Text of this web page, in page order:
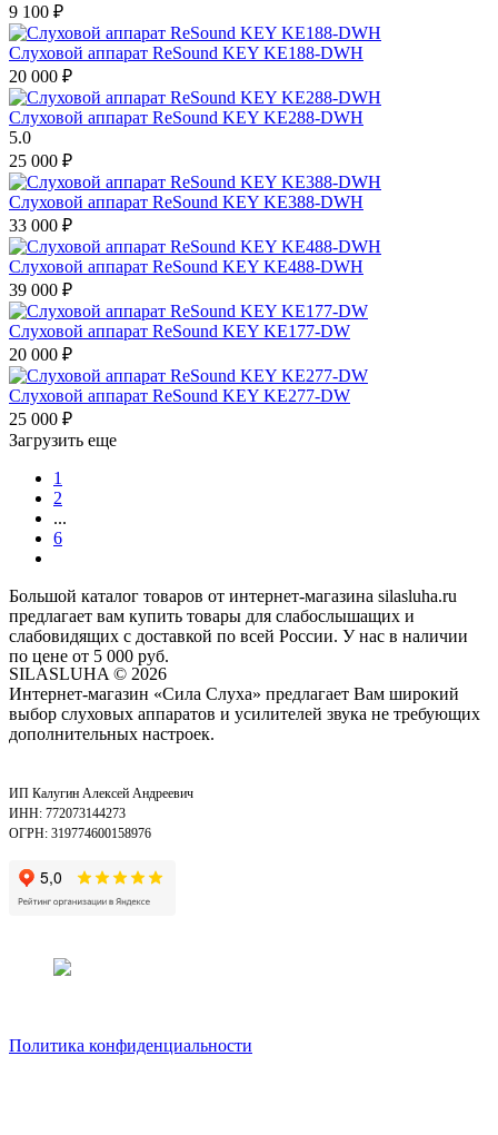
9 100 ₽
Слуховой аппарат ReSound KEY KE188-DWH
20 000 ₽
Слуховой аппарат ReSound KEY KE288-DWH
5.0
25 000 ₽
Слуховой аппарат ReSound KEY KE388-DWH
33 000 ₽
Слуховой аппарат ReSound KEY KE488-DWH
39 000 ₽
Слуховой аппарат ReSound KEY KE177-DW
20 000 ₽
Слуховой аппарат ReSound KEY KE277-DW
25 000 ₽
Загрузить еще
1
2
...
6
Большой каталог товаров от интернет-магазина silasluha.ru
предлагает вам купить товары для слабослышащих и
слабовидящих с доставкой по всей России. У нас в наличии
по цене от 5 000 руб.
SILASLUHA © 2026
Интернет-магазин «Сила Слуха» предлагает Вам широкий
выбор слуховых аппаратов и усилителей звука не требующих
дополнительных настроек.
ИП Калугин Алексей Андреевич
ИНН: 772073144273
ОГРН: 319774600158976
Политика конфиденциальности